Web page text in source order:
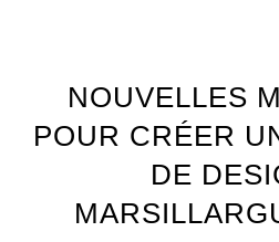
NOUVELLES
POUR CRÉER
DE